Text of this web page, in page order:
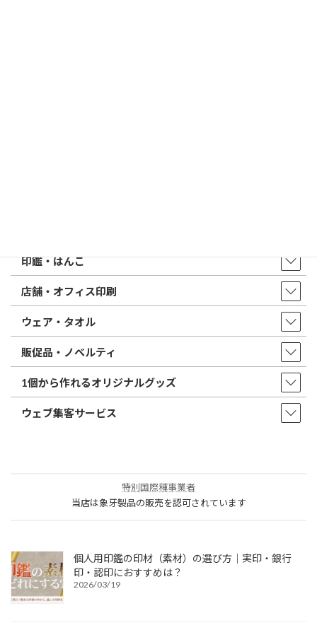
印鑑・はんこ
店舗・オフィス印刷
ウェア・タオル
販促品・ノベルティ
1個から作れるオリジナルグッズ
ウェブ集客サービス
特別国際種事業者
当店は象牙製品の販売を認可されています
個人用印鑑の印材（素材）の選び方｜実印・銀行
印・認印におすすめは？
2026/03/19